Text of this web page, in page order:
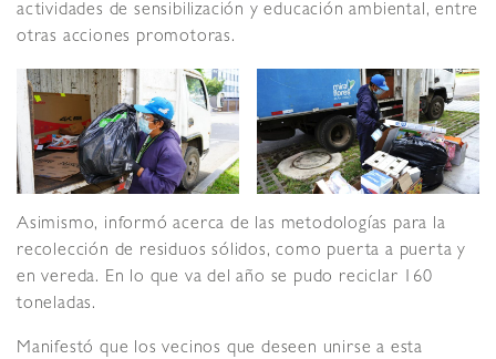
actividades de sensibilización y educación ambiental, entre
otras acciones promotoras.
Asimismo, informó acerca de las metodologías para la
recolección de residuos sólidos, como puerta a puerta y
en vereda. En lo que va del año se pudo reciclar 160
toneladas.
Manifestó que los vecinos que deseen unirse a esta